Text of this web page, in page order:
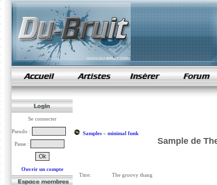
samples de rap
Se connecter
Pseudo :
Passe :
Ouvrir un compte
Samples» minimal funk
Sample de
Titre: The groovy thang